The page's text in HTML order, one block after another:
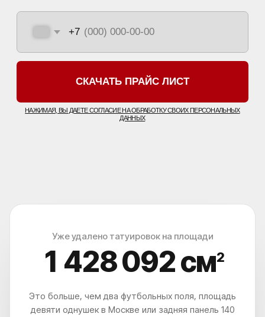
Уже удалено татуировок на площади
1 428 095см2
Это больше, чем два футбольных поля, площадь
девяти однушек в Москве или задняя панель 140
РАБОТАЕМ С 2016, САМЫЕ ИЗВЕСТНЫЕ В
РОССИИ И СНГ. ОТЗЫВОВ МНОГО, ЦЕНЫ НЕ
РЕЗУЛЬТАТ - ГАРАНТИРУЕМ.*
удаления тату ET.LASER